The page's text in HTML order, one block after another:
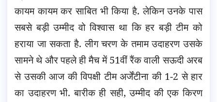
कायम कायम कर साबित भी किया है. लेकिन उनके पास
सबसे बड़ी उम्मीद वो विश्वास था कि हर बड़ी टीम को
हराया जा सकता है. लीग चरण के तमाम उदाहरण उसके
सामने थे और पहले ही मैच में 51वीं रैंक वाली सऊदी अरब
से उसकी आज की विपक्षी टीम अर्जेंटीना की 1-2 से हार
का उदाहरण भी. बारीक ही सही, उम्मीद की एक किरण